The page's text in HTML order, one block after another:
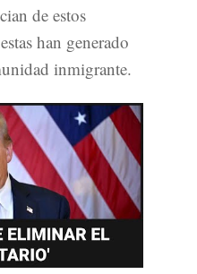
de estos
han generado
inmigrante.